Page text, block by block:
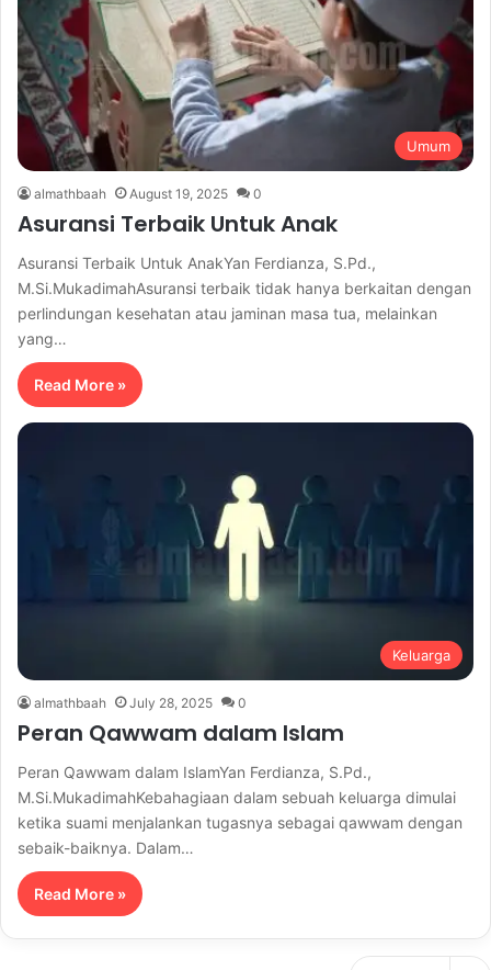
Umum
almathbaah August 19, 2025 0
Asuransi Terbaik Untuk Anak
Asuransi Terbaik Untuk AnakYan Ferdianza, S.Pd.,
M.Si.MukadimahAsuransi terbaik tidak hanya berkaitan dengan
perlindungan kesehatan atau jaminan masa tua, melainkan
yang…
Read More »
Keluarga
almathbaah July 28, 2025 0
Peran Qawwam dalam Islam
Peran Qawwam dalam IslamYan Ferdianza, S.Pd.,
M.Si.MukadimahKebahagiaan dalam sebuah keluarga dimulai
ketika suami menjalankan tugasnya sebagai qawwam dengan
sebaik-baiknya. Dalam…
Read More »